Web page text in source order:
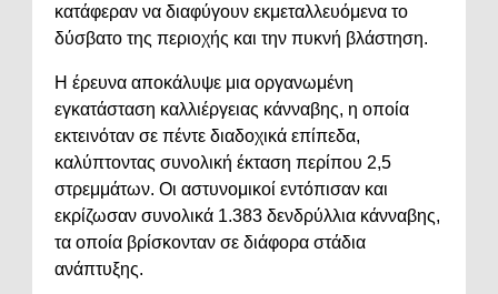
κατάφεραν να διαφύγουν εκμεταλλευόμενα το
δύσβατο της περιοχής και την πυκνή βλάστηση.
Η έρευνα αποκάλυψε μια οργανωμένη
εγκατάσταση καλλιέργειας κάνναβης, η οποία
εκτεινόταν σε πέντε διαδοχικά επίπεδα,
καλύπτοντας συνολική έκταση περίπου 2,5
στρεμμάτων. Οι αστυνομικοί εντόπισαν και
εκρίζωσαν συνολικά 1.383 δενδρύλλια κάνναβης,
τα οποία βρίσκονταν σε διάφορα στάδια
ανάπτυξης.